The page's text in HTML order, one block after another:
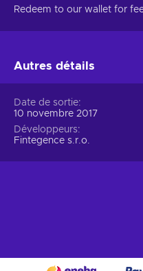
Redeem to our wallet for
Autres détails
Date de sortie
10 novembre 2017
Développeurs
Fintegence s.r.o.